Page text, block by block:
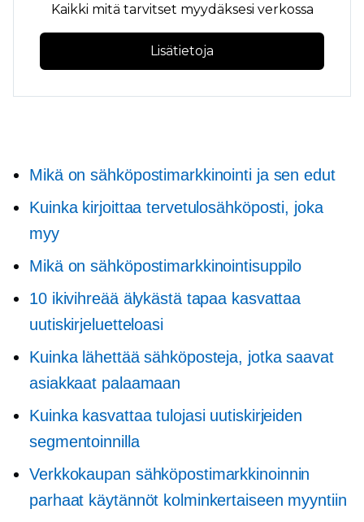
Kaikki mitä tarvitset myydäksesi verkossa
Lisätietoja
Mikä on sähköpostimarkkinointi ja sen edut
Kuinka kirjoittaa tervetulosähköposti, joka
myy
Mikä on sähköpostimarkkinointisuppilo
10 ikivihreää älykästä tapaa kasvattaa
uutiskirjeluetteloasi
Kuinka lähettää sähköposteja, jotka saavat
asiakkaat palaamaan
Kuinka kasvattaa tulojasi uutiskirjeiden
segmentoinnilla
Verkkokaupan sähköpostimarkkinoinnin
parhaat käytännöt kolminkertaiseen myyntiin